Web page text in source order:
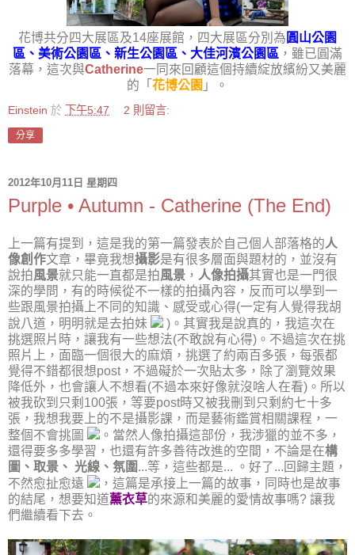
花博共分四大展區及14座展館，四大展區分別為 圓山公園
區、美術公園區、新生公園區、大佳河濱公園區 ，雖已圓滿
落幕，這次與Catherine一同來回顧這個持續綻放繽紛又美麗
的「 花博公園 」。
Einstein 於 下午5:47 2 則留言:
分享
2012年10月11日 星期四
Purple • Autumn - Catherine (The End)
上一篇有提到，這是我的第一篇發表於自己個人部落格的人
像創作文章，畢竟我想攝影是有很多層面與題材的，並沒有
說拍風景就只能一直都是拍風景 ， 人像拍攝其實也是一門很
深的學問，有的時候從不一樣的拍攝內容，反而可以學到一
些跟風景拍攝上不同的知識、感受或心得(一定有人覺得我胡
說八道，明明就是去拍妹
)。其實我是說真的，我這次在
挑選照片時，讓我有一些想法(不敢說有心得)。不過這次在挑
照片上，面臨一個很大的麻煩，挑選了約兩百多張，每張都
覺得不錯都很想post，不過礙於一次貼太多，除了瀏覽效果
降低外，也會讓人不想看(不過本來好像就沒啥人在看)。所以
被我砍到只剩100張，等要post時又被我刪到只剩約七十多
張，我想我要上的不是攝影課，而是藝術鑑賞相關課程，一
整個不會挑圖
。當然人像拍攝這部份，我涉獵的並不多，
還得要多多學習，也還有許多善待改進的空間，不論是在構
圖、取景 、 光線 、 氛圍 ...等，這些都是... 。好了...回歸主題，
不然愈扯愈遠
，這篇是承接上一篇的故事，同時也是故事
的結尾，想要知道薰衣草的來源和美麗的愛情故事嗎? 讓我
們繼續看下去。